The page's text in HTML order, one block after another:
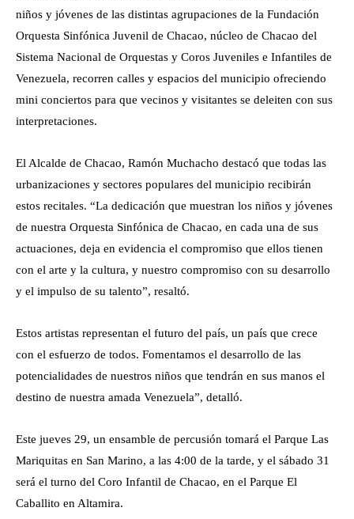
niños y jóvenes de las distintas agrupaciones de la Fundación
Orquesta Sinfónica Juvenil de Chacao, núcleo de Chacao del
Sistema Nacional de Orquestas y Coros Juveniles e Infantiles de
Venezuela, recorren calles y espacios del municipio ofreciendo
mini conciertos para que vecinos y visitantes se deleiten con sus
interpretaciones.
El Alcalde de Chacao, Ramón Muchacho destacó que todas las
urbanizaciones y sectores populares del municipio recibirán
estos recitales. “La dedicación que muestran los niños y jóvenes
de nuestra Orquesta Sinfónica de Chacao, en cada una de sus
actuaciones, deja en evidencia el compromiso que ellos tienen
con el arte y la cultura, y nuestro compromiso con su desarrollo
y el impulso de su talento”, resaltó.
Estos artistas representan el futuro del país, un país que crece
con el esfuerzo de todos. Fomentamos el desarrollo de las
potencialidades de nuestros niños que tendrán en sus manos el
destino de nuestra amada Venezuela”, detalló.
Este jueves 29, un ensamble de percusión tomará el Parque Las
Mariquitas en San Marino, a las 4:00 de la tarde, y el sábado 31
será el turno del Coro Infantil de Chacao, en el Parque El
Caballito en Altamira.